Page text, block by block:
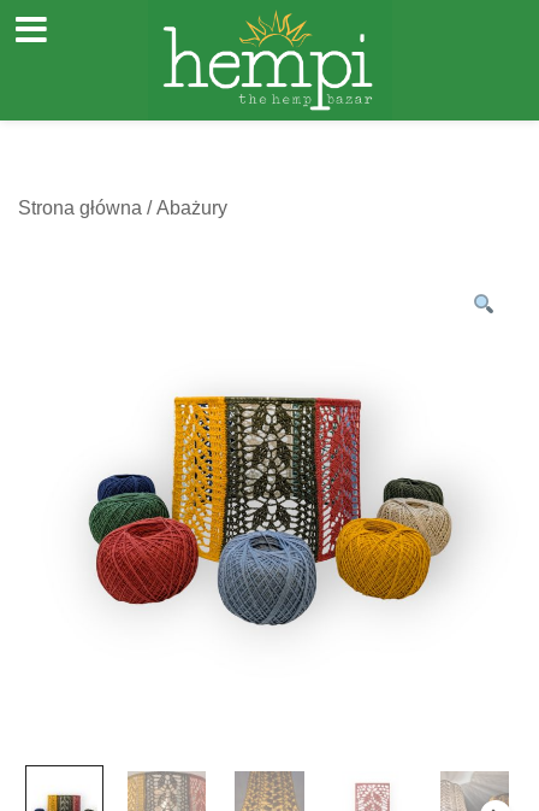
Przejdź
Strona główna /Abażury